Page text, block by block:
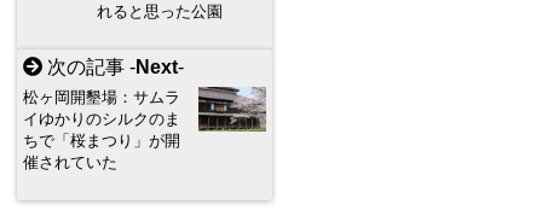
れると思った公園
次の記事 -Next-
松ヶ岡開墾場：サムラ
イゆかりのシルクのま
ちで「桜まつり」が開
催されていた